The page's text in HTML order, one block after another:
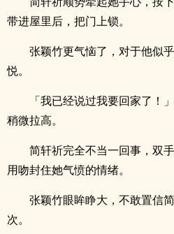
带进屋里后，把门上锁。
张颖竹更气恼了，对于他似
悦。
「我已经说过我要回家了！
稍微拉高。
简轩祈完全不当一回事，双
用吻封住她气愤的情绪。
张颖竹眼眸睁大，不敢置信
次。